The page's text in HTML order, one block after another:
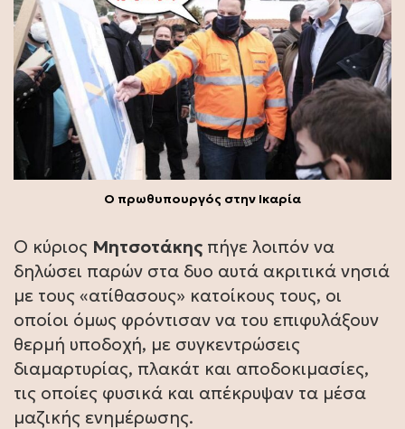
Ο πρωθυπουργός στην Ικαρία
Ο κύριος Μητσοτάκης πήγε λοιπόν να
δηλώσει παρών στα δυο αυτά ακριτικά νησιά
με τους «ατίθασους» κατοίκους τους, οι
οποίοι όμως φρόντισαν να του επιφυλάξουν
θερμή υποδοχή, με συγκεντρώσεις
διαμαρτυρίας, πλακάτ και αποδοκιμασίες,
τις οποίες φυσικά και απέκρυψαν τα μέσα
μαζικής ενημέρωσης.